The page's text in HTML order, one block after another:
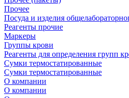
Прочее
Посуда и изделия
Реагенты прочие
Маркеры
Группы крови
Реагенты для определения групп
Сумки термостатированные
Сумки термостатированные
О компании
О компании